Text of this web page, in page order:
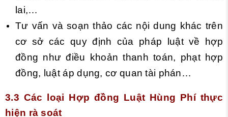
lai,…
Tư vấn và soạn thảo các nội dung khác trên
cơ sở các quy định của pháp luật về hợp
đồng như điều khoản thanh toán, phạt hợp
đồng, luật áp dụng, cơ quan tài phán…
3.3 Các loại Hợp đồng Luật Hùng Phí thực
hiện rà soát